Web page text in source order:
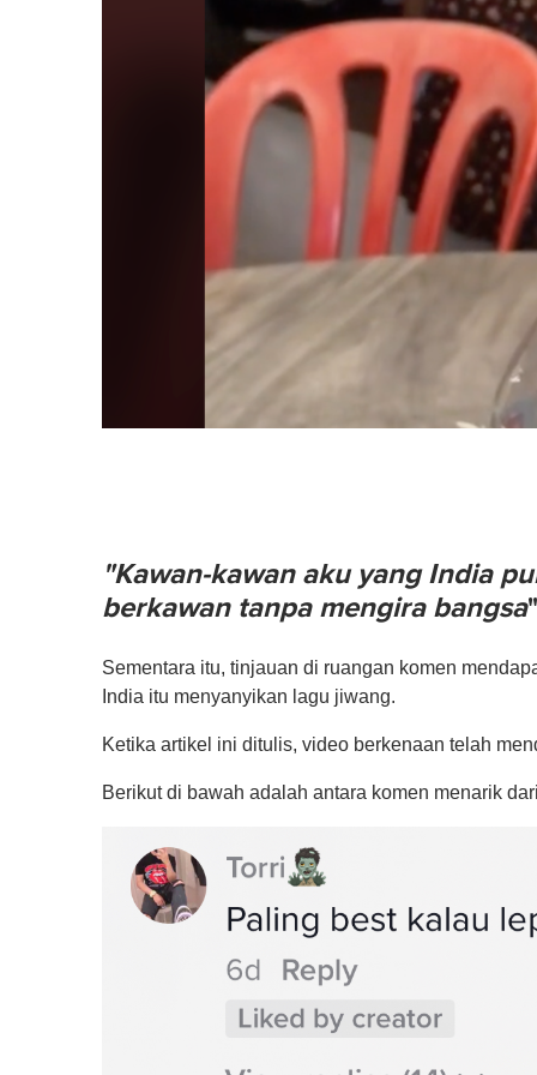
"Kawan-kawan aku yang India
berkawan tanpa mengira bangsa
Sementara itu, tinjauan di ruangan komen
India itu menyanyikan lagu jiwang.
Ketika artikel ini ditulis, video berkenaan telah
Berikut di bawah adalah antara komen menarik